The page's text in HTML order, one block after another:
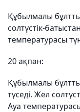
Құбылмалы
солтүстік-
температурасы
20 ақпан:
Құбылмалы
түседі. Жел
Ауа